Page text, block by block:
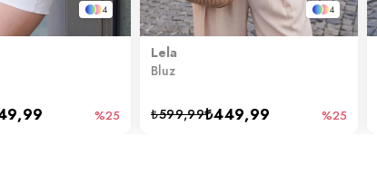
4
%25
4
Lela
Bluz
₺449,99
₺599,99 %25